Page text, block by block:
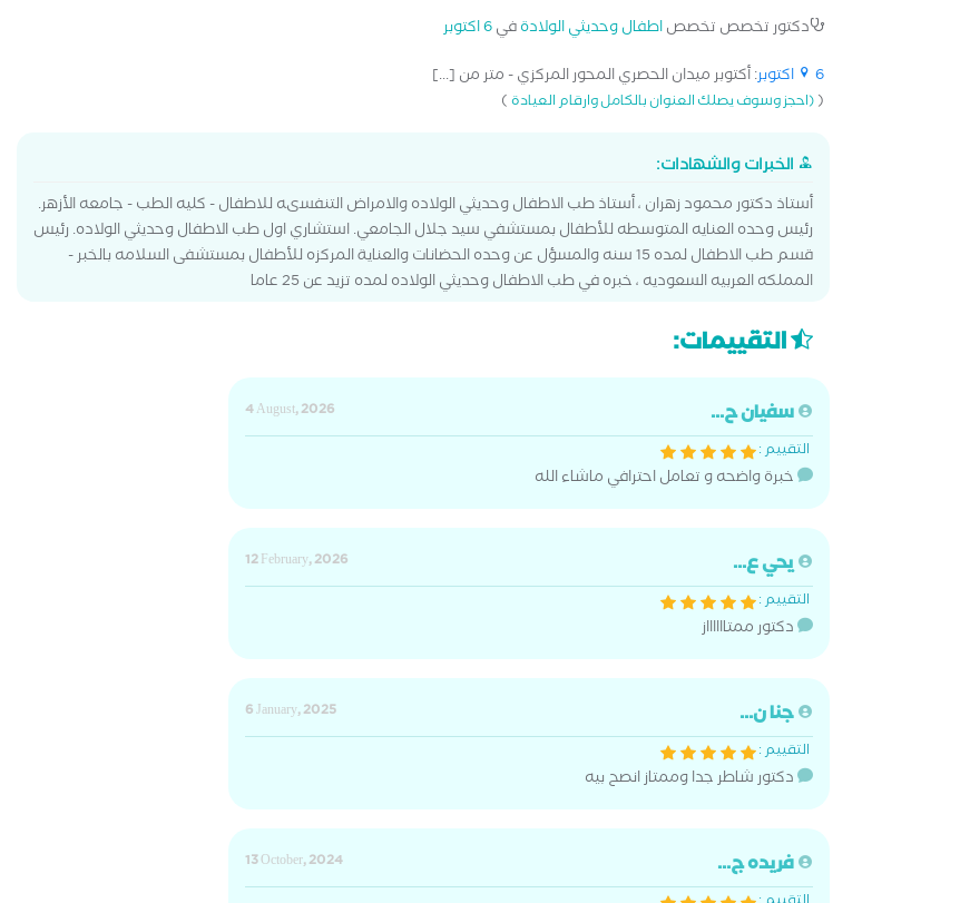
دكتور تخصص تخصصاطفال وحديثي الولادةفي6 اكتوبر
6 اكتوبر
: أكتوبر ميدان الحصري المحور المركزي - متر من [...]
((احجز وسوف يصلك العنوان بالكامل وارقام العيادة)
الخبرات والشهادات:
أستاذ دكتور محمود زهران ، أستاذ طب الاطفال وحديثي الولاده والامراض التنفسىه للاطفال - كليه الطب - جامعه الأزهر.
رئيس وحده العنايه المتوسطه للأطفال بمستشفي سيد جلال الجامعي. استشاري اول طب الاطفال وحديثي الولاده. رئيس
قسم طب الاطفال لمده 15 سنه والمسؤل عن وحده الحضانات والعناية المركزه للأطفال بمستشفى السلامه بالخبر -
المملكه العربيه السعوديه ، خبره في طب الاطفال وحديثي الولاده لمده تزيد عن 25 عاما
التقييمات:
سفيان ح...
4 August, 2026
التقييم :
خبرة واضحه و تعامل احترافي ماشاء الله
يحي ع...
12 February, 2026
التقييم :
دكتور ممتااااااز
جنا ن...
6 January, 2025
التقييم :
دكتور شاطر جدا وممتاز انصح بيه
فريده ج...
13 October, 2024